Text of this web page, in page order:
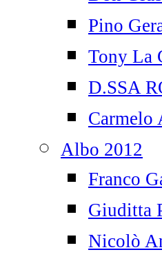
Pino
Tony La
D.SSA
Carmelo
Albo 2012
Franco
Giuditta
Nicolò